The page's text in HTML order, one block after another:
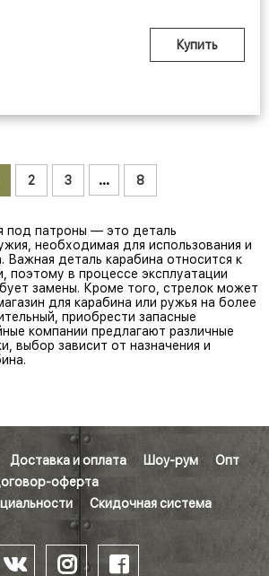
Купить
2 3 … 8
под патроны — это деталь
необходимая для использования и
Важная деталь карабина относится к
поэтому в процессе эксплуатации
замены. Кроме того, стрелок может
для карабина или ружья на более
приобрести запасные
компании предлагают различные
выбор зависит от назначения и
Доставка и оплата Шоу-рум
Опт
оферта
Скидочная система